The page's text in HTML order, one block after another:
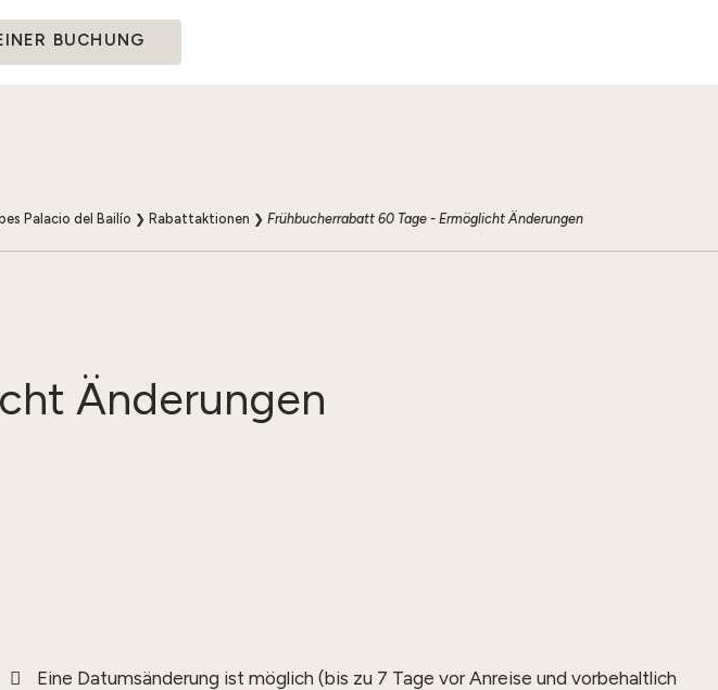
BUCHUNG
Palacio del Bailío ❯ Rabattaktionen ❯ Frühbucherrabatt 60 Tage - Ermöglicht Änderungen
Änderungen
Eine Datumsänderung ist möglich (bis zu 7 Tage vor Anreise und vorbehaltlich